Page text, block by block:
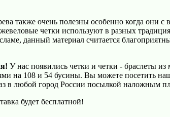
также очень полезны особенно когда они с
четки используют в разных
данный материал считается
У нас появились четки и четки - браслеты
на 108 и 54 бусины. Вы можете посетить
в любой город России посылкой наложным
будет бесплатной!